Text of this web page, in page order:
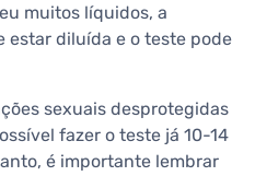
muitos líquidos, a
estar diluída e o teste pode
sexuais desprotegidas
fazer o teste já 10-14
é importante lembrar